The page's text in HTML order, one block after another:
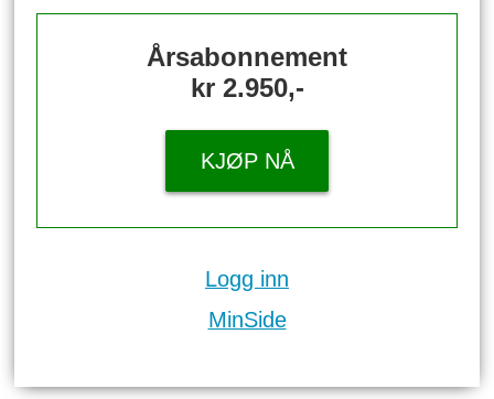
Årsabonnement
kr 2.950,-
KJØP NÅ
Logg inn
MinSide